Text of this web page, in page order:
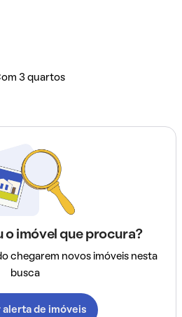
3 quartos
o imóvel que procura?
chegarem novos imóveis nesta
busca
alerta de imóveis